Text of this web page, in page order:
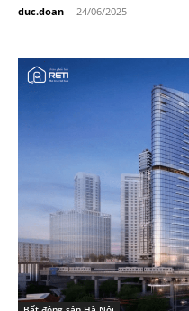
duc.doan - 24/06/2025